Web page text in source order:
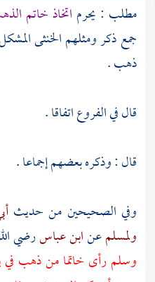
مطلب : يحرم اتخاذ خاتم
جمع ذكر ومثلهم الخنثى
ذهب .
قال في الفروع اتفاقا .
قال : وذكره بعضهم إجماعا .
وفي الصحيحين من حديث
ولمسلمعنابن عباسرضي
وسلم رأى خاتما من ذهب